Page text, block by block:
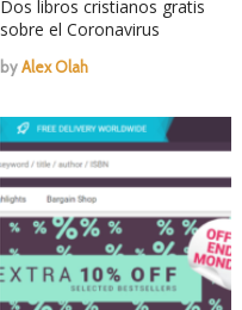
Dos libros cristianos gratis
sobre el Coronavirus
byAlex Olah